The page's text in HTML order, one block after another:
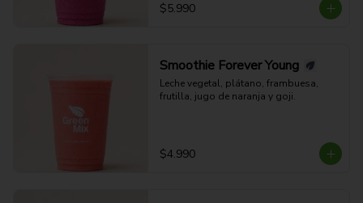
$5.990
Smoothie Forever Young
Leche vegetal, plátano, frambuesa,
frutilla, jugo de naranja y goji.
$4.990